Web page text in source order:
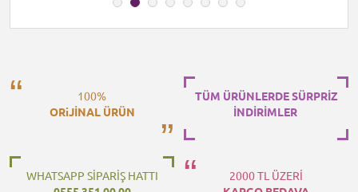
100%
ORiJİNAL ÜRÜN
TÜM ÜRÜNLERDE SÜRPRİZ
İNDİRİMLER
WHATSAPP SİPARİŞ HATTI
2000 TL ÜZERİ